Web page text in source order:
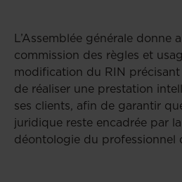
L’Assemblée générale donne
commission des règles et
modification du RIN précisant
de réaliser une prestation
ses clients, afin de garantir
juridique reste encadrée par
déontologie du professionnel